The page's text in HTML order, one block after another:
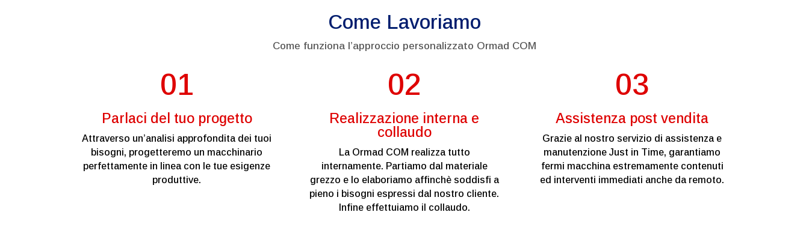
Come Lavoriamo
Come funziona l’approccio personalizzato Ormad COM
01
Parlaci del tuo progetto
Attraverso un’analisi approfondita dei tuoi
bisogni, progetteremo un macchinario
perfettamente in linea con le tue esigenze
produttive.
02
Realizzazione interna e
collaudo
La Ormad COM realizza tutto
internamente. Partiamo dal materiale
grezzo e lo elaboriamo affinchè soddisfi a
pieno i bisogni espressi dal nostro cliente.
Infine effettuiamo il collaudo.
03
Assistenza post vendita
Grazie al nostro servizio di assistenza e
manutenzione Just in Time, garantiamo
fermi macchina estremamente contenuti
ed interventi immediati anche da remoto.